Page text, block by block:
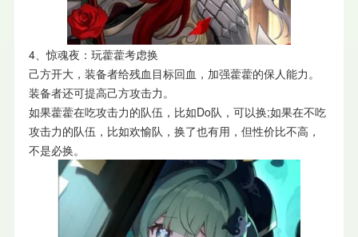
4、惊魂夜：玩藿藿考虑换
己方开大，装备者给残血目标回血，加强藿藿的保人能力。
装备者还可提高己方攻击力。
如果藿藿在吃攻击力的队伍，比如Do队，可以换;如果在不吃
攻击力的队伍，比如欢愉队，换了也有用，但性价比不高，
不是必换。